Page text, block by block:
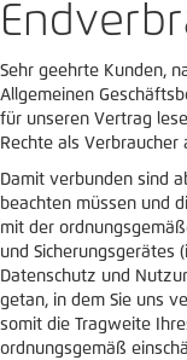
Sehr geehrte Kunden,
Allgemeinen
für unseren Vertrag
Rechte als
Damit verbunden sind
beachten müssen und
mit der
und Sicherungsgerätes
Datenschutz und
getan, in dem Sie uns
somit die Tragweite
ordnungsgemäß